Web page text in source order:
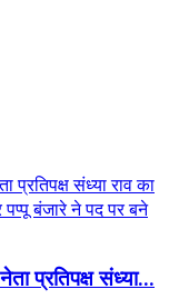
प्रतिपक्ष संध्या...